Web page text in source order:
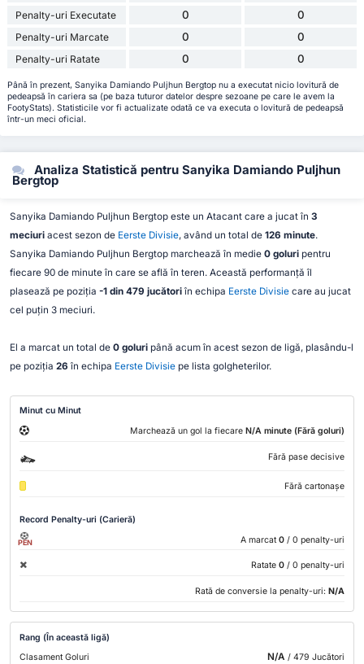
Penalty-uri Executate 0 0
Penalty-uri Marcate 0 0
Penalty-uri Ratate 0 0
Până în prezent, Sanyika Damiando Puljhun Bergtop nu a executat nicio lovitură de
pedeapsă în cariera sa (pe baza tuturor datelor despre sezoane pe care le avem la
FootyStats). Statisticile vor fi actualizate odată ce va executa o lovitură de pedeapsă
într-un meci oficial.
Analiza Statistică pentru Sanyika Damiando Puljhun
Bergtop
Sanyika Damiando Puljhun Bergtop este un Atacant care a jucat în 3
meciuriacest sezon de Eerste Divisie, având un total de 126 minute.
Sanyika Damiando Puljhun Bergtop marchează în medie 0 goluripentru
fiecare 90 de minute în care se află în teren. Această performanță îl
plasează pe poziția -1 din 479 jucătoriîn echipa Eerste Divisiecare au jucat
cel puțin 3 meciuri.
El a marcat un total de 0 goluripână acum în acest sezon de ligă, plasându-l
pe poziția 26 în echipa Eerste Divisiepe lista golgheterilor.
Minut cu Minut
Marchează un gol la fiecare N/A minute (Fără goluri)
Fără pase decisive
Fără cartonașe
Record Penalty-uri (Carieră)
PEN A marcat 0 / 0 penalty-uri
Ratate 0 / 0 penalty-uri
Rată de conversie la penalty-uri: N/A
Rang (În această ligă)
Clasament Goluri
N/A / 479 Jucători